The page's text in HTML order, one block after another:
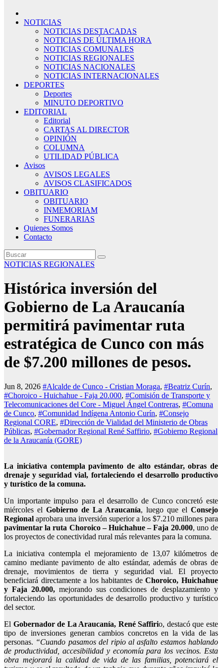
NOTICIAS
NOTICIAS DESTACADAS
NOTICIAS DE ÚLTIMA HORA
NOTICIAS COMUNALES
NOTICIAS REGIONALES
NOTICIAS NACIONALES
NOTICIAS INTERNACIONALES
DEPORTES
Deportes
MINUTO DEPORTIVO
EDITORIAL
Editorial
CARTAS AL DIRECTOR
OPINIÓN
COLUMNA
UTILIDAD PÚBLICA
Avisos
AVISOS LEGALES
AVISOS CLASIFICADOS
OBITUARIO
OBITUARIO
INMEMORIAM
FUNERARIAS
Quienes Somos
Contacto
NOTICIAS REGIONALES
Histórica inversión del
Gobierno de La Araucanía
permitirá pavimentar ruta
estratégica de Cunco con más
de $7.200 millones de pesos.
Jun 8, 2026 #Alcalde de Cunco - Cristian Moraga, #Beatriz Curín,
#Choroico - Huichahue - Faja 20.000, #Comisión de Transporte y
Telecomunicaciones del Core - Miguel Ángel Contreras, #Comuna
de Cunco, #Comunidad Indígena Antonio Curín, #Consejo
Regional CORE, #Dirección de Vialidad del Ministerio de Obras
Públicas, #Gobernador Regional René Saffirio, #Gobierno Regional
de la Araucanía (GORE)
La iniciativa contempla pavimento de alto estándar, obras de
drenaje y seguridad vial, fortaleciendo el desarrollo productivo
y turístico de la comuna.
Un importante impulso para el desarrollo de Cunco concretó este
miércoles el Gobierno de La Araucanía, luego que el Consejo
Regional aprobara una inversión superior a los $7.210 millones para
pavimentar la ruta Choroico – Huichahue – Faja 20.000, uno de
los proyectos de conectividad rural más relevantes para la comuna.
La iniciativa contempla el mejoramiento de 13,07 kilómetros de
camino mediante pavimento de alto estándar, además de obras de
drenaje, movimientos de tierra y seguridad vial. El proyecto
beneficiará directamente a los habitantes deChoroico, Huichahue
y Faja 20.000,mejorando sus condiciones de desplazamiento y
fortaleciendo las oportunidades de desarrollo productivo y turístico
del sector.
El Gobernador de La Araucanía, René Saffirio, destacó que este
tipo de inversiones generan cambios concretos en la vida de las
personas. “Cuando pasamos del ripio al asfalto estamos hablando
de productividad, accesibilidad y economía para los vecinos. Esta
obra mejorará la calidad de vida de las familias, potenciará el